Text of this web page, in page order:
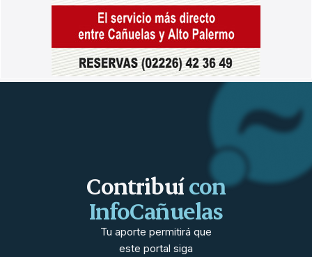
Contribuícon
InfoCañuelas
Tu aporte permitirá que
este portal siga